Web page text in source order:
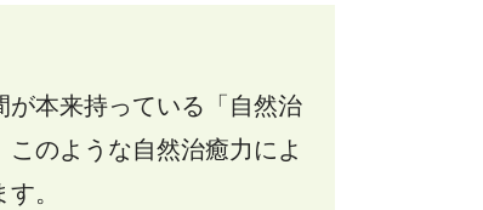
本来持っている「自然治
のような自然治癒力によ
。